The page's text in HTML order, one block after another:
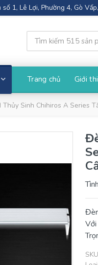
1, Lê Lợi, Phường 4, Gò
Trang chủ Giới
Sinh Chihiros A Series